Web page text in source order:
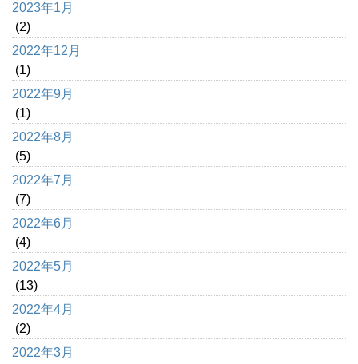
2023年1月
(2)
2022年12月
(1)
2022年9月
(1)
2022年8月
(5)
2022年7月
(7)
2022年6月
(4)
2022年5月
(13)
2022年4月
(2)
2022年3月